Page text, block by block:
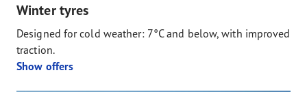
Winter tyres
Designed for cold weather: 7°C and below, with improved
traction.
Show offers